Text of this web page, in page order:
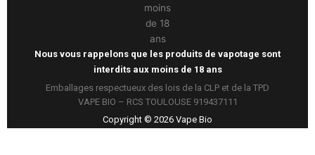
Nous vous rappelons que les produits de vapotage sont
interdits aux moins de 18 ans
Emballages respectueux des lois de la CLP et de la TPD
VAPE BIO – RCS TOULOUSE 919437111
Copyright © 2026 Vape Bio